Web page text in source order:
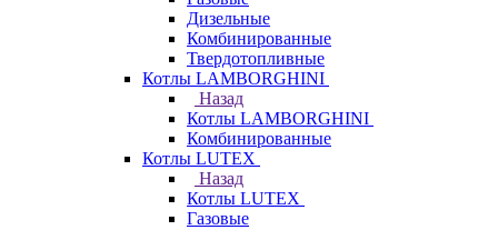
Дизельные
Комбинированные
Твердотопливные
Котлы LAMBORGHINI
Назад
Котлы LAMBORGHINI
Комбинированные
Котлы LUTEX
Назад
Котлы LUTEX
Газовые